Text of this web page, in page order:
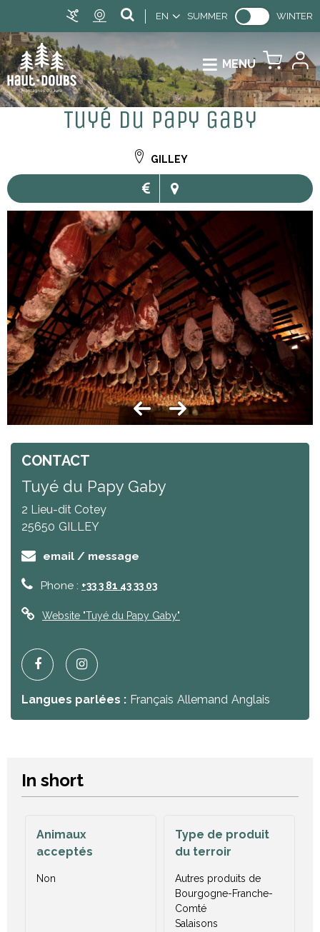
EN SUMMER WINTER
MENU
Tuyé du Papy Gaby
GILLEY
CONTACT
Tuyé du Papy Gaby
2 Lieu-dit Cotey
25650 GILLEY
email / message
Phone : +33 3 81 43 33 03
Website "Tuyé du Papy Gaby"
Langues parlées : Français Allemand Anglais
In short
Animaux
acceptés
Non
Type de produit
du terroir
Autres produits de
Bourgogne-Franche-
Comté
Salaisons